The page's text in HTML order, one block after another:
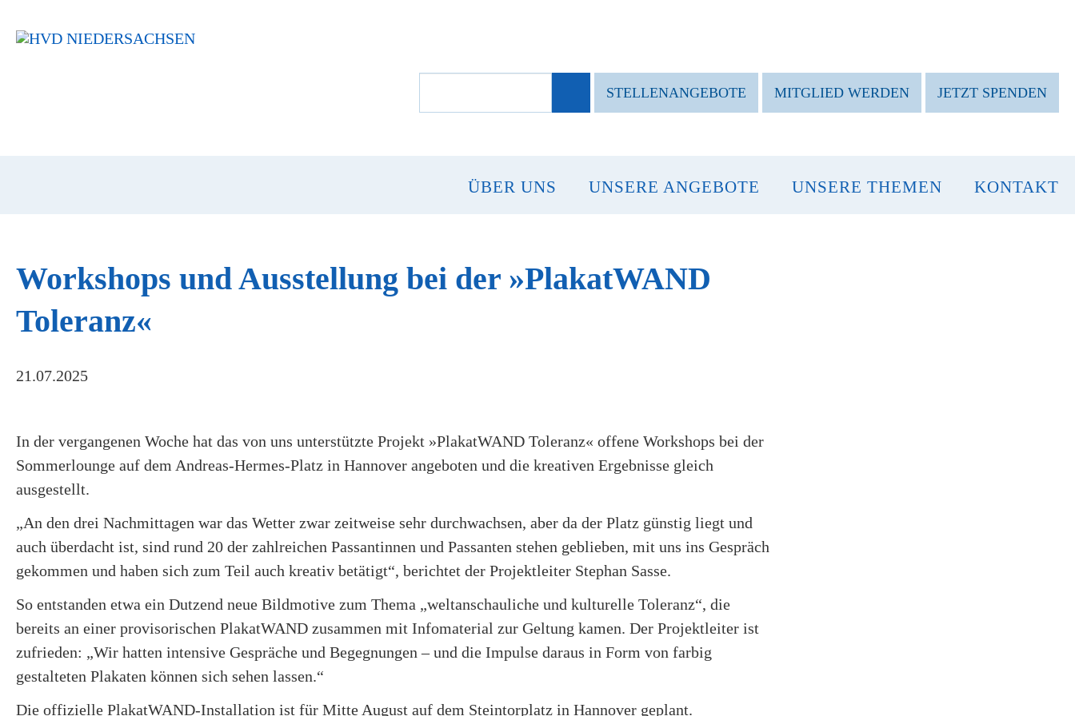
STELLENANGEBOTE MITGLIED WERDEN JETZT SPENDEN
ÜBER UNS UNSERE ANGEBOTE UNSERE THEMEN KONTAKT
Workshops und Ausstellung bei der »PlakatWAND
Toleranz«
21.07.2025
In der vergangenen Woche hat das von uns unterstützte Projekt »PlakatWAND Toleranz« offene Workshops bei der
Sommerlounge auf dem Andreas-Hermes-Platz in Hannover angeboten und die kreativen Ergebnisse gleich
ausgestellt.
„An den drei Nachmittagen war das Wetter zwar zeitweise sehr durchwachsen, aber da der Platz günstig liegt und
auch überdacht ist, sind rund 20 der zahlreichen Passantinnen und Passanten stehen geblieben, mit uns ins Gespräch
gekommen und haben sich zum Teil auch kreativ betätigt“, berichtet der Projektleiter Stephan Sasse.
So entstanden etwa ein Dutzend neue Bildmotive zum Thema „weltanschauliche und kulturelle Toleranz“, die
bereits an einer provisorischen PlakatWAND zusammen mit Infomaterial zur Geltung kamen. Der Projektleiter ist
zufrieden: „Wir hatten intensive Gespräche und Begegnungen – und die Impulse daraus in Form von farbig
gestalteten Plakaten können sich sehen lassen.“
Die offizielle PlakatWAND-Installation ist für Mitte August auf dem Steintorplatz in Hannover geplant.